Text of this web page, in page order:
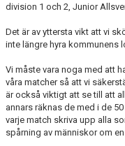
division 1 och 2, Junior
Det är av yttersta vikt att vi
inte längre hyra kommunens
Vi måste vara noga med att
våra matcher så att vi
är också viktigt att se till att
annars räknas de med i de
varje match skriva upp alla
spårning av människor om